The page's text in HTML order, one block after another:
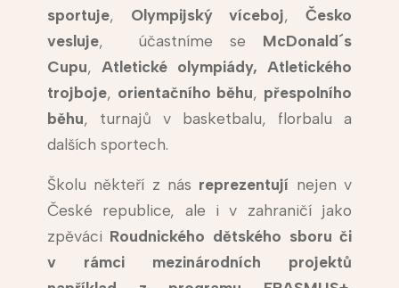
sportuje, Olympijský víceboj,Česko
vesluje, účastníme se McDonald´s
Cupu, Atletické olympiády,
Atletického
trojboje, orientačního běhu, přespolního
běhu, turnajů v basketbalu, florbalu a
dalších sportech.
Školu někteří z nás reprezentují nejen v
České republice, ale i v zahraničí jako
zpěváci Roudnického dětského sboru či
v rámci mezinárodních projektů